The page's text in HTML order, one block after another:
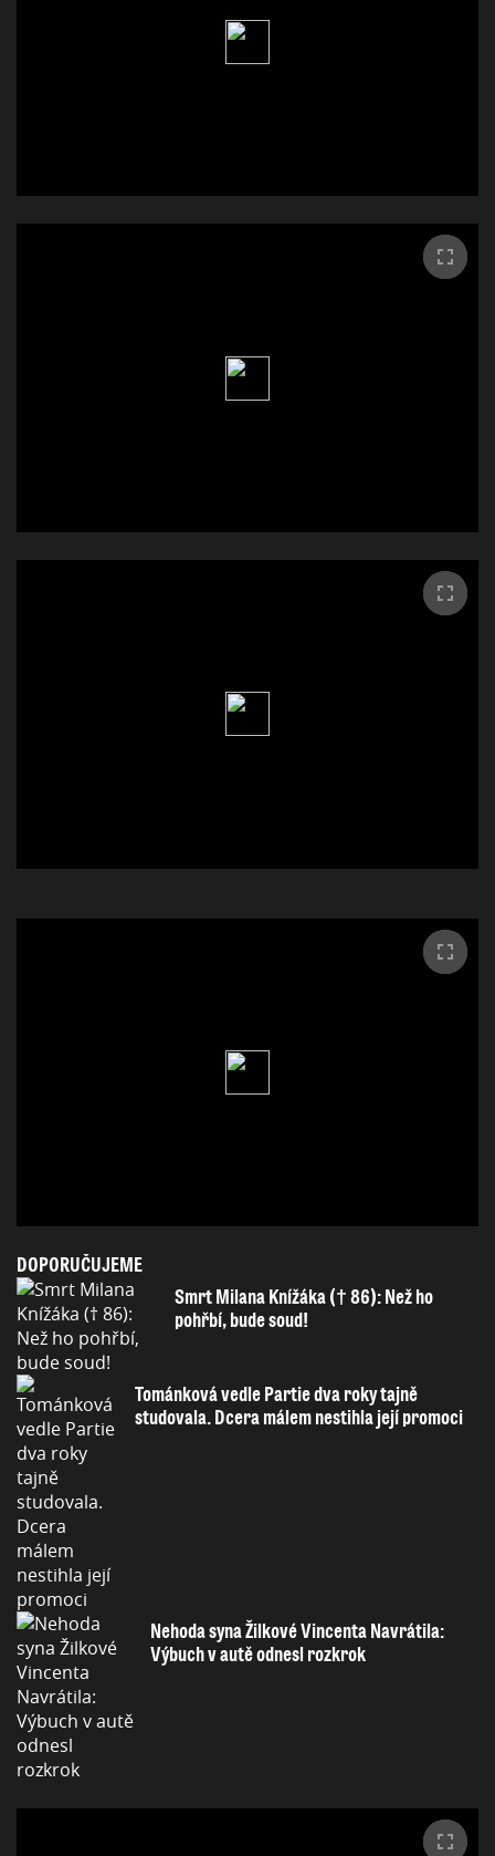
DOPORUČUJEME
Smrt Milana Knížáka († 86): Než ho
pohřbí, bude soud!
Tománková vedle Partie dva roky tajně
studovala. Dcera málem nestihla její promoci
Nehoda syna Žilkové Vincenta Navrátila:
Výbuch v autě odnesl rozkrok